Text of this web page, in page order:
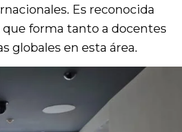
Es reconocida
forma tanto a docentes
globales en esta área.